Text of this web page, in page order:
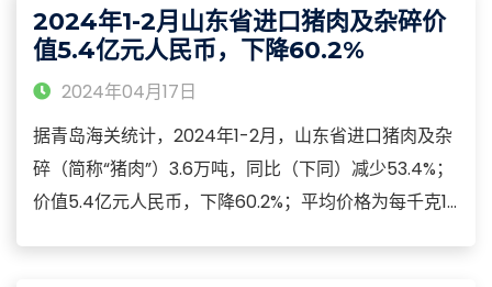
974.2亿元，增长26.5%，占41.7%；电脑零部件193.6亿
元，增长1.6倍。
2024年1-2月山东省进口猪肉及杂碎价
值5.4亿元人民币，下降60.2%
2024年04月17日
据青岛海关统计，2024年1-2月，山东省进口猪肉及杂
碎（简称“猪肉”）3.6万吨，同比（下同）减少53.4%；
价值5.4亿元人民币，下降60.2%；平均价格为每千克15